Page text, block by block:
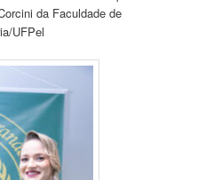
da Faculdade de
UFPel